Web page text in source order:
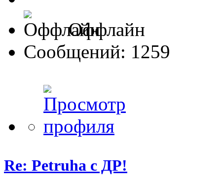
Оффлайн
Сообщений: 1259
Re: Petruha с ДР!